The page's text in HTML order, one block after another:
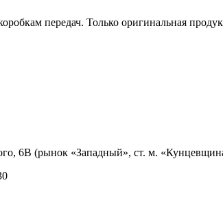
передач. Только оригинальная
6В (рынок «Западный», ст. м.